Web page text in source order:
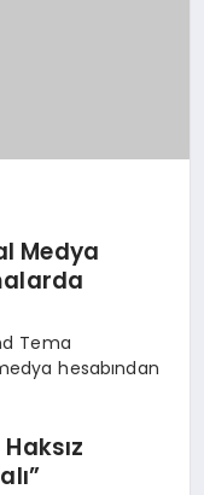
Medya
Tema
hesabından